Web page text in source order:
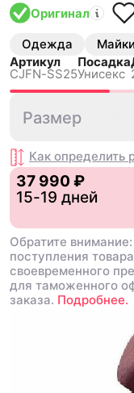
Оригинал
Одежда
Артикул
CJFN-SS25
Посадка
Унисекс
Размер
Как определить
37 990 ₽
15-19 дней
Обратите
поступления
своевременного
для таможенного
заказа. Подробнее.